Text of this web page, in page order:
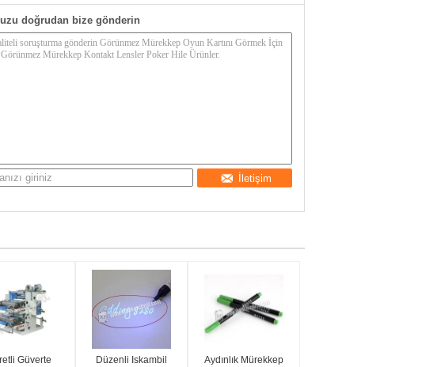
doğrudan bize gönderin
İletişim
Güverte Düzenli Iskambil Aydınlık Mürekkep